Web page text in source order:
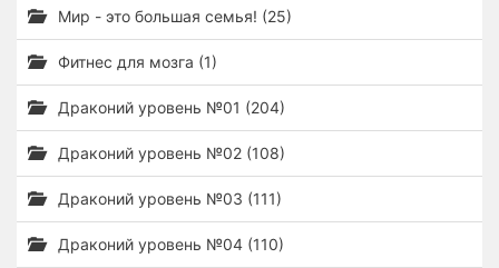
Мир - это большая семья! (25)
Фитнес для мозга (1)
Драконий уровень №01 (204)
Драконий уровень №02 (108)
Драконий уровень №03 (111)
Драконий уровень №04 (110)